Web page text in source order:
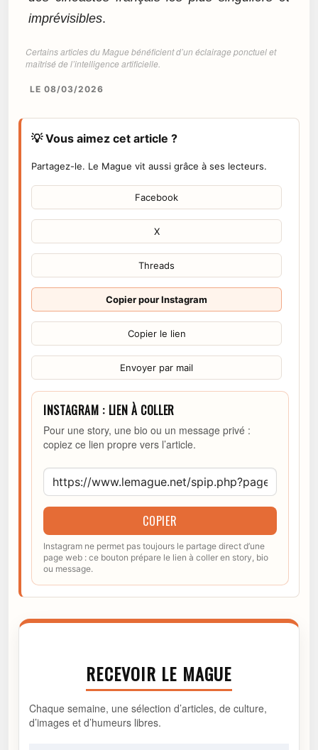
imprévisibles.
Certains articles du Mague bénéficient d’un éclairage ponctuel et
maîtrisé de l’intelligence artificielle.
LE 08/03/2026
💡 Vous aimez cet article ?
Partagez-le. Le Mague vit aussi grâce à ses lecteurs.
Facebook
X
Threads
Copier pour Instagram
Copier le lien
Envoyer par mail
INSTAGRAM : LIEN À COLLER
Pour une story, une bio ou un message privé :
copiez ce lien propre vers l’article.
COPIER
Instagram ne permet pas toujours le partage direct d’une
page web : ce bouton prépare le lien à coller en story, bio
ou message.
RECEVOIR LE MAGUE
Chaque semaine, une sélection d’articles, de culture,
d’images et d’humeurs libres.